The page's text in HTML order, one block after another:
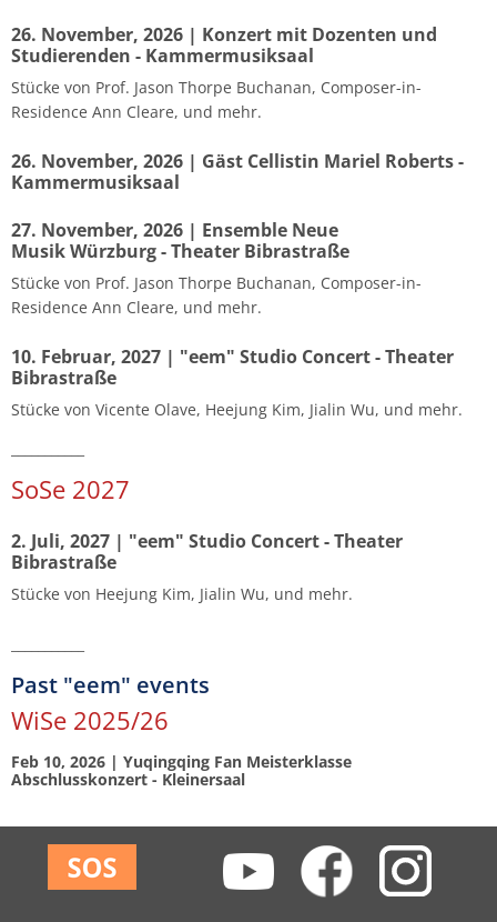
26. November, 2026 | Konzert mit Dozenten und
Studierenden - Kammermusiksaal
Stücke von Prof. Jason Thorpe Buchanan, Composer-in-
Residence Ann Cleare, und mehr.
26. November, 2026 | Gäst Cellistin Mariel Roberts -
Kammermusiksaal
27. November, 2026 | Ensemble Neue
Musik Würzburg - Theater Bibrastraße
Stücke von Prof. Jason Thorpe Buchanan, Composer-in-
Residence Ann Cleare, und mehr.
10. Februar, 2027 | "eem" Studio Concert - Theater
Bibrastraße
Stücke von Vicente Olave, Heejung Kim, Jialin Wu, und mehr.
SoSe 2027
2. Juli, 2027 | "eem" Studio Concert - Theater
Bibrastraße
Stücke von Heejung Kim, Jialin Wu, und mehr.
Past "eem" events
WiSe 2025/26
Feb 10, 2026 | Yuqingqing Fan Meisterklasse
Abschlusskonzert - Kleinersaal